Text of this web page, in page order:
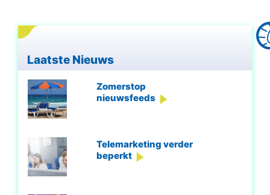
Laatste Nieuws
Zomerstop
nieuwsfeeds
Telemarketing verder
beperkt